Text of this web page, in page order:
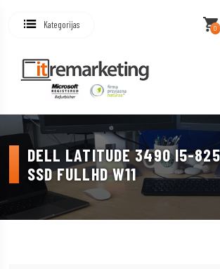
Kategorijas 0
DELL LATITUDE 3490 I5-
SSD FULLHD W11